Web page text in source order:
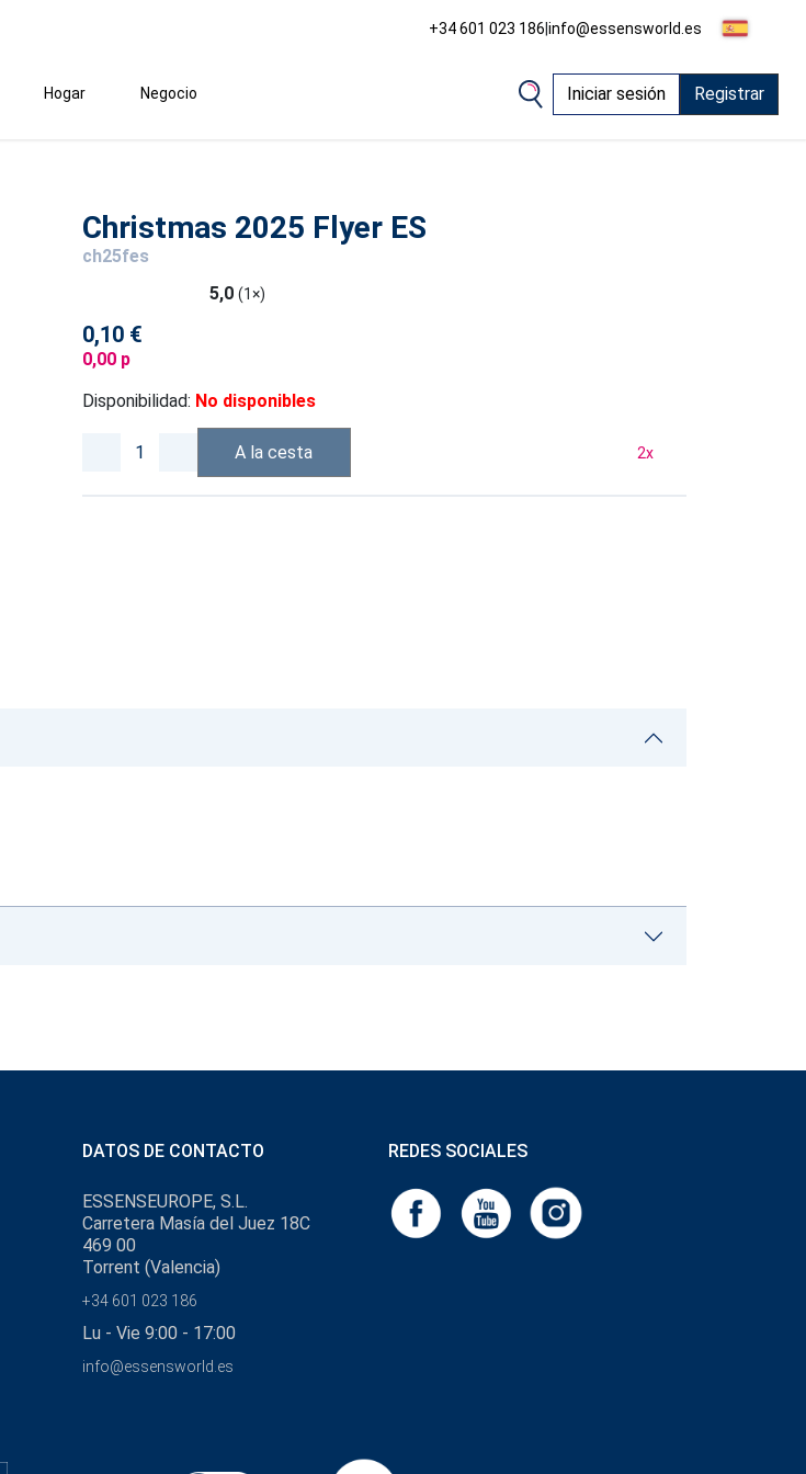
+34 601 023 186|info@essensworld.es
Hogar Negocio Iniciar sesión Registrar
Christmas 2025 Flyer ES
ch25fes
5,0 (1×)
0,10 €
0,00 p
Disponibilidad: No disponibles
A la cesta 2x
DATOS DE CONTACTO
ESSENSEUROPE, S.L.
Carretera Masía del Juez 18C
469 00
Torrent (Valencia)
+34 601 023 186
Lu - Vie 9:00 - 17:00
info@essensworld.es
REDES SOCIALES